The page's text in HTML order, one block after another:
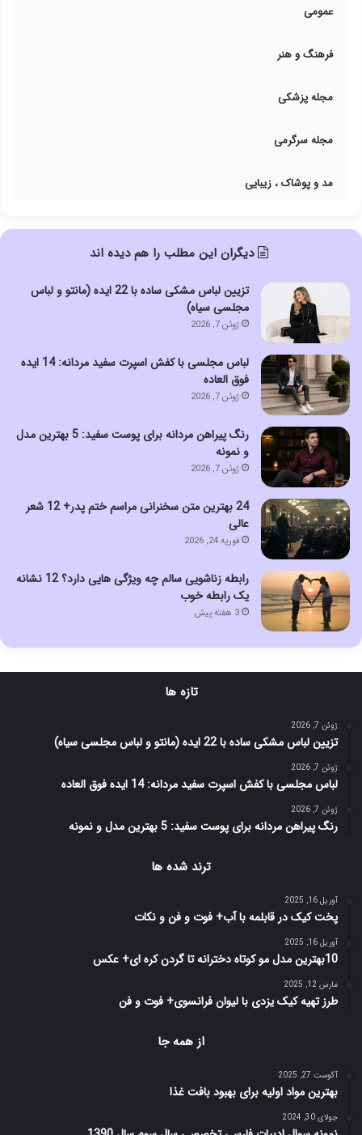
عمومی
فرهنگ و هنر
مجله پزشکی
مجله سرگرمی
مد و پوشاک ، زیبایی
دیگران این مطلب را هم دیده اند
تزیین لباس مشکی ساده با 22 ایده (مانتو و لباس
مجلسی سیاه)
ژوئن 7, 2026
لباس مجلسی با کفش اسپرت سفید مردانه: 14 ایده
فوق العاده
ژوئن 7, 2026
رنگ پیراهن مردانه برای پوست سفید: 5 بهترین مدل
و نمونه
ژوئن 7, 2026
24 بهترین متن سخنرانی مراسم ختم پدر+ 12 شعر
عالی
فوریه 24, 2026
رابطه زناشویی سالم چه ویژگی هایی دارد؟ 12 نشانه
یک رابطه خوب
3 هفته پیش
تازه ها
ژوئن 7, 2026
تزیین لباس مشکی ساده با 22 ایده (مانتو و لباس مجلسی سیاه)
ژوئن 7, 2026
لباس مجلسی با کفش اسپرت سفید مردانه: 14 ایده فوق العاده
ژوئن 7, 2026
رنگ پیراهن مردانه برای پوست سفید: 5 بهترین مدل و نمونه
ترند شده ها
آوریل 16, 2025
پخت کیک در قابلمه با آب+ فوت و فن و نکات
آوریل 16, 2025
10بهترین مدل مو کوتاه دخترانه تا گردن کره ای+ عکس
مارس 12, 2025
طرز تهیه کیک یزدی با لیوان فرانسوی+ فوت و فن
از همه جا
آگوست 27, 2025
بهترین مواد اولیه برای بهبود بافت غذا
جولای 30, 2024